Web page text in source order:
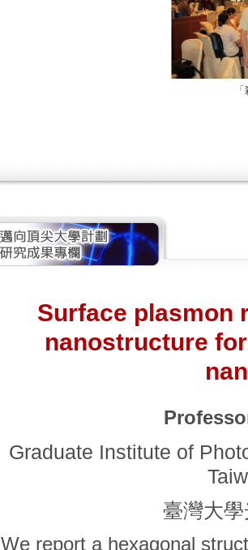
Surface plasmon
nanostructure
Graduate Institute of
臺灣大
We report a hexagonal